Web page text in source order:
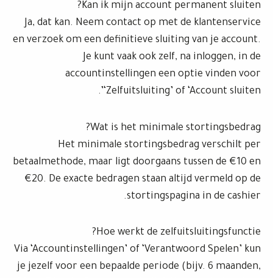
Kan ik mijn account permanent sluiten?
Ja, dat kan. Neem contact op met de klantenservice
en verzoek om een definitieve sluiting van je account.
Je kunt vaak ook zelf, na inloggen, in de
accountinstellingen een optie vinden voor
‘Zelfuitsluiting’ of ‘Account sluiten’.
Wat is het minimale stortingsbedrag?
Het minimale stortingsbedrag verschilt per
betaalmethode, maar ligt doorgaans tussen de €10 en
€20. De exacte bedragen staan altijd vermeld op de
stortingspagina in de cashier.
Hoe werkt de zelfuitsluitingsfunctie?
Via ‘Accountinstellingen’ of ‘Verantwoord Spelen’ kun
je jezelf voor een bepaalde periode (bijv. 6 maanden,